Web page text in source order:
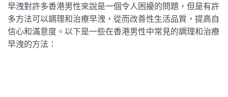
早洩對許多香港男性來說是一個令人困擾的問題，但是有許
多方法可以調理和治療早洩，從而改善性生活品質，提高自
信心和滿意度。以下是一些在香港男性中常見的調理和治療
早洩的方法：